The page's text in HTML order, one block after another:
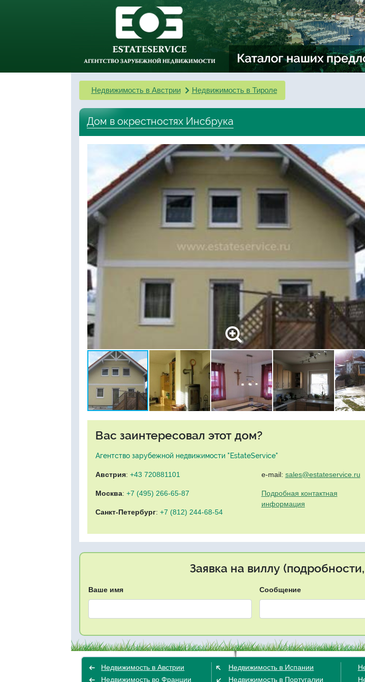
Недвижимость в Австрии Недвижимость в Тироле
Дом в окрестностях Инсбрука
Вас заинтересовал этот дом?
Агентство зарубежной недвижимости "EstateService"
Австрия: +43 720881101
Москва: +7 (495) 266-65-87
Санкт-Петербург: +7 (812) 244-68-54
e-mail: sales@estateservice.ru
Подробная контактная
информация
Заявка на виллу
Ваше имя Сообщение
Недвижимость в Австрии
Недвижимость во Франции
Недвижимость в Испании
Недвижимость в Португалии